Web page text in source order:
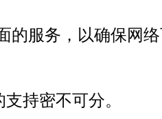
的服务，以确保网
持密不可分。